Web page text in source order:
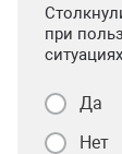
при
Да
Нет